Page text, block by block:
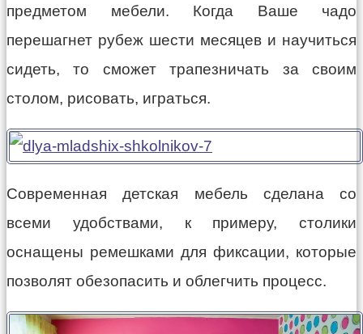
предметом мебели. Когда Ваше чадо
перешагнет рубеж шести месяцев и научиться
сидеть, то сможет трапезничать за своим
столом, рисовать, играться.
Современная детская мебель сделана со
всеми удобствами, к примеру, столики
оснащены ремешками для фиксации, которые
позволят обезопасить и облегчить процесс.